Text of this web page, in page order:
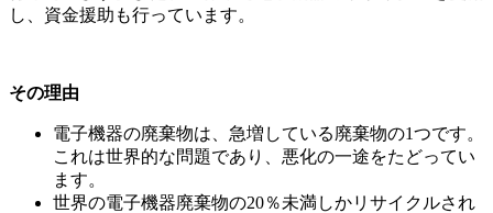
し、資金援助も行っています。
その理由
電子機器の廃棄物は、急増している廃棄物の1つです。
これは世界的な問題であり、悪化の一途をたどってい
ます。
世界の電子機器廃棄物の20％未満しかリサイクルされ